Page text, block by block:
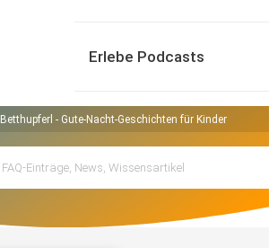
Erlebe Podcasts
Betthupferl - Gute-Nacht-Geschichten für Kinder Podcast